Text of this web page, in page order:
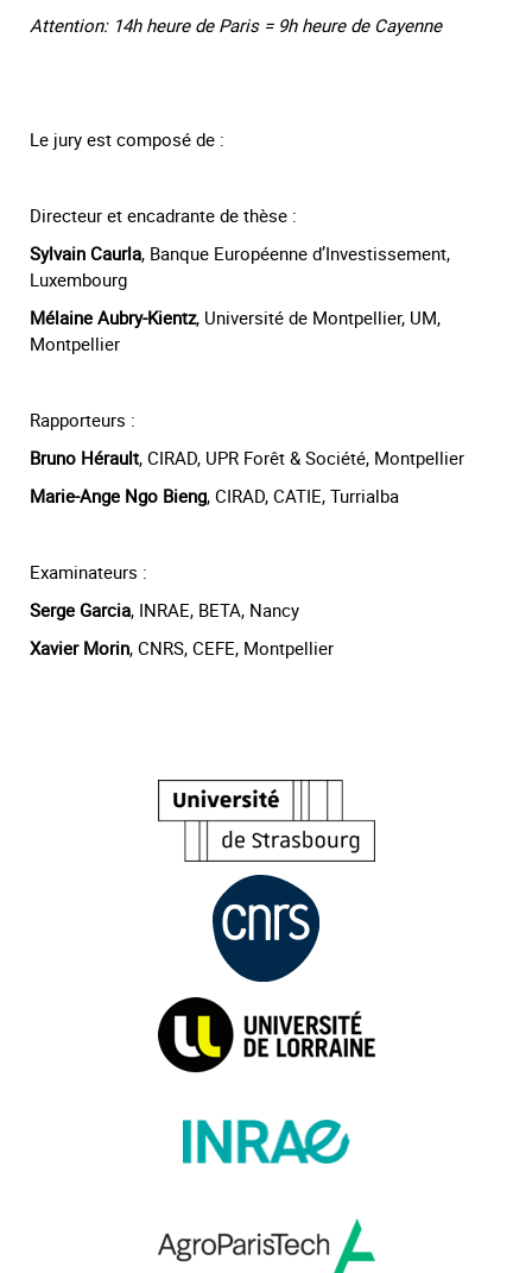
Attention: 14h heure de Paris = 9h heure de Cayenne
Le jury est composé de :
Directeur et encadrante de thèse :
Sylvain Caurla, Banque Européenne d’Investissement,
Luxembourg
Mélaine Aubry-Kientz, Université de Montpellier, UM,
Montpellier
Rapporteurs :
Bruno Hérault, CIRAD, UPR Forêt & Société, Montpellier
Marie-Ange Ngo Bieng, CIRAD, CATIE, Turrialba
Examinateurs :
Serge Garcia, INRAE, BETA, Nancy
Xavier Morin, CNRS, CEFE, Montpellier